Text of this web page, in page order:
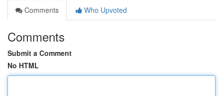
Comments
Who Upvoted
Comments
Submit a Comment
No HTML